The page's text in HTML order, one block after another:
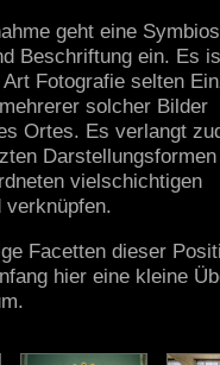
geht eine
Beschriftung ein. Es
Fotografie selten
solcher Bilder
Ortes. Es verlangt
vielschichtigen
verknüpfen.
Facetten dieser
hier eine kleine